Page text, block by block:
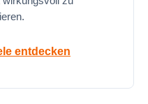
entdecken